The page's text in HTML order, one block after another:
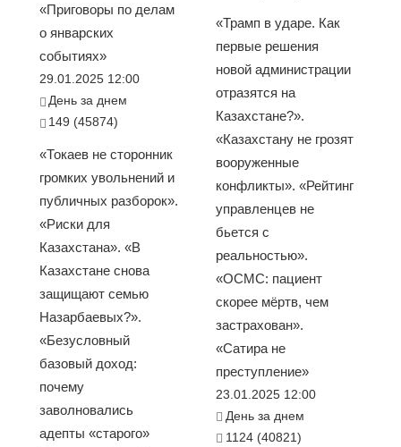
«Приговоры по делам
о январских
событиях»
29.01.2025 12:00
День за днем
149 (45874)
«Токаев не сторонник
громких увольнений и
публичных разборок».
«Риски для
Казахстана». «В
Казахстане снова
защищают семью
Назарбаевых?».
«Безусловный
базовый доход:
почему
заволновались
адепты «старого»
«Трамп в ударе. Как
первые решения
новой администрации
отразятся на
Казахстане?».
«Казахстану не грозят
вооруженные
конфликты». «Рейтинг
управленцев не
бьется с
реальностью».
«ОСМС: пациент
скорее мёртв, чем
застрахован».
«Сатира не
преступление»
23.01.2025 12:00
День за днем
1124 (40821)